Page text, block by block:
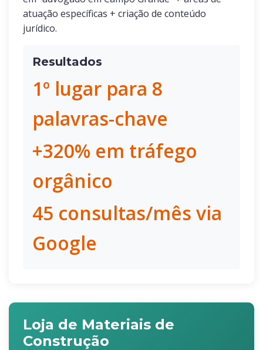
atuação específicas + criação de conteúdo
jurídico.
Resultados
1º lugar para 8
palavras-chave
+320% em tráfego
orgânico
45 consultas/mês via
Google
Loja de Materiais de
Construção